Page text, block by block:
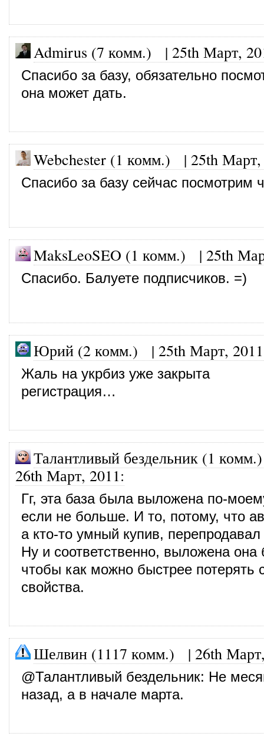
Admirus (7 комм.) | 25th Март,
Спасибо за базу, обязательно
она может дать.
Webchester (1 комм.) | 25th
Спасибо за базу сейчас посмотрим
MaksLeoSEO (1 комм.) | 25th
Спасибо. Балуете подписчиков. =)
Юрий (2 комм.) | 25th Март, 2011
Жаль на укрбиз уже закрыта
регистрация…
Талантливый бездельник (1 комм.)
26th Март, 2011:
Гг, эта база была выложена по-
если не больше. И то, потому, что
а кто-то умный купив, перепродавал
Ну и соответственно, выложена она
чтобы как можно быстрее потерять
свойства.
Шелвин (1117 комм.) | 26th
@Талантливый бездельник: Не
назад, а в начале марта.